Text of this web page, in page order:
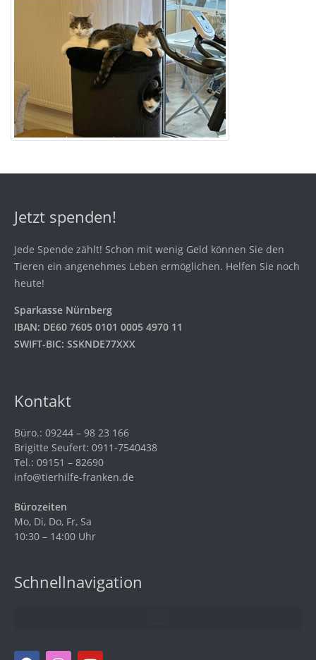
Jetzt spenden!
Jede Spende zählt! Schon mit wenig Geld können Sie den
Tieren ein angenehmes Leben ermöglichen. Helfen Sie noch
heute!
Sparkasse Nürnberg
IBAN: DE60 7605 0101 0005 4970 11
SWIFT-BIC: SSKNDE77XXX
Kontakt
Büro.: 09244 – 98 23 166
Brigitte Seufert: 0911-7540438
Tel.: 09151 – 82690
info@tierhilfe-franken.de
Bürozeiten
Mo, Di, Do, Fr, Sa
10:30 – 14:00 Uhr
Schnellnavigation